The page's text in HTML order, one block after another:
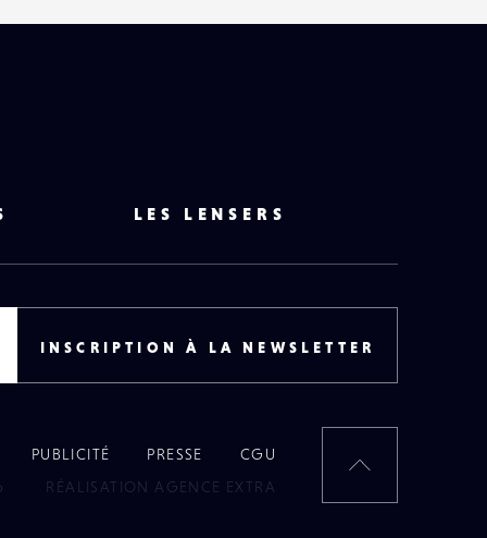
LES LENSERS
INSCRIPTION À LA NEWSLETTER
PUBLICITÉ PRESSE
CGU
RÉALISATION AGENCE EXTRA